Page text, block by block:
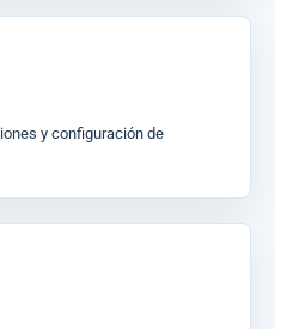
y configuración de